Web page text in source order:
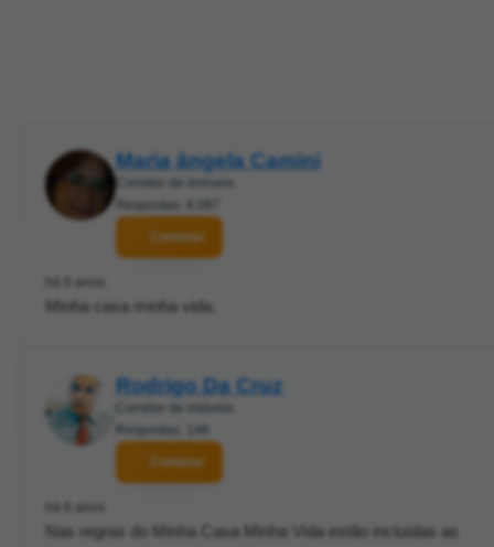
Maria ângela Camini
Contatar
Minha casa minha vida.
Rodrigo Da Cruz
Contatar
Nas regras do Minha Casa Minha Vida estão incluídas as